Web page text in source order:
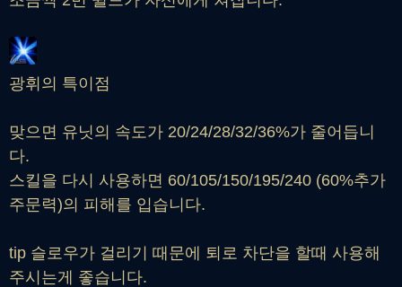
광휘의 특이점
맞으면 유닛의 속도가 20/24/28/32/36%가 줄어듭니
다.
스킬을 다시 사용하면 60/105/150/195/240 (60%추가
주문력)의 피해를 입습니다.
tip 슬로우가 걸리기 때문에 퇴로 차단을 할때 사용해
주시는게 좋습니다.